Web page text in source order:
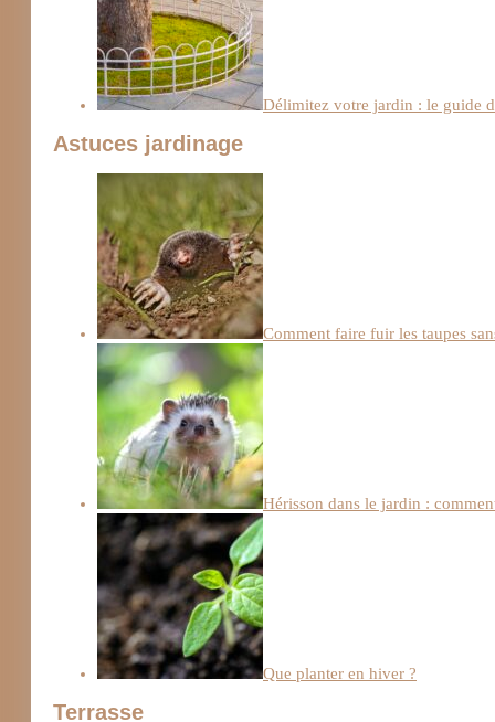
Délimitez votre jardin : le guide
Astuces jardinage
Comment faire fuir les taupes
Hérisson dans le jardin :
Que planter en hiver ?
Terrasse